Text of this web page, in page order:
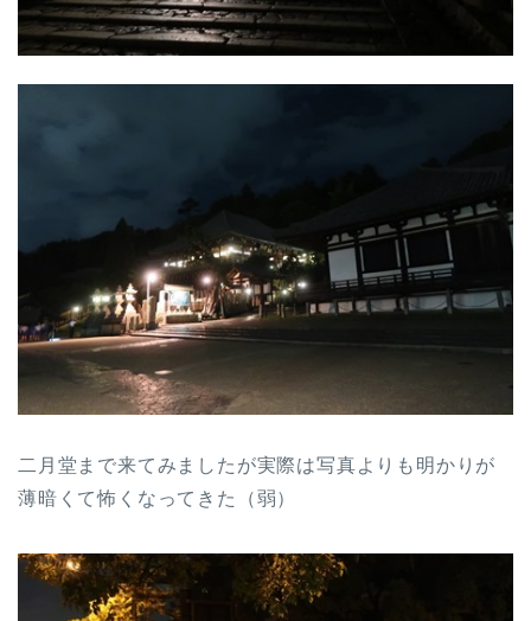
二月堂まで来てみましたが実際は写真よりも明かりが
薄暗くて怖くなってきた（弱）